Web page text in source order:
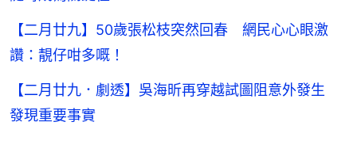
【二月廿九】50歲張松枝突然回春 網民心心眼激
讚：靚仔咁多嘅！
【二月廿九．劇透】吳海昕再穿越試圖阻意外發生
發現重要事實